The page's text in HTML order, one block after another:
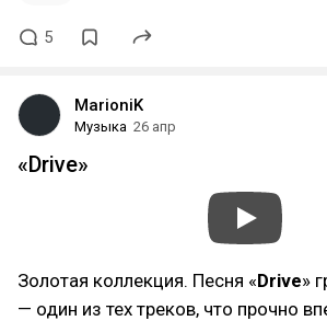
5
MarioniK
Музыка 26 апр
«Drive»
Золотая коллекция. Песня «Drive»
— один из тех треков, что прочно